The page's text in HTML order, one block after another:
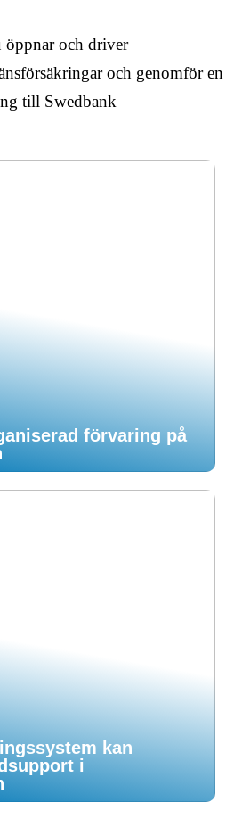
och driver
och genomför en
till Swedbank
förvaring på
kan
i